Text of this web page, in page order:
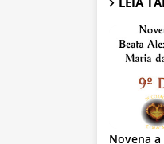
Novena